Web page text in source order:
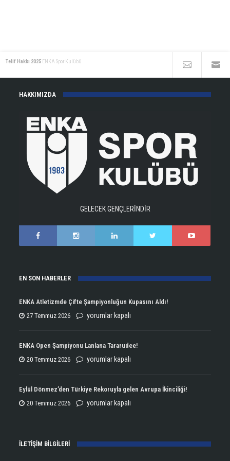
Telif Hakkı 2025 ENKA Spor Kulübü
HAKKIMIZDA
GELECEK GENÇLERİNDİR
EN SON HABERLER
ENKA Atletizmde Çifte Şampiyonluğun Kupasını Aldı!
27 Temmuz 2026
ENKA
Çifte
Şampiyonluğun
yorumlar kapalı
ENKA Open Şampiyonu Lanlana Tararudee!
20 Temmuz 2026
ENKA
Şampiyonu
Lanlana
yorumlar kapalı
Eylül Dönmez’den Türkiye Rekoruyla gelen Avrupa İkinciliği!
20 Temmuz 2026
Eylül
Rekoruyla
yorumlar kapalı
İLETİŞİM BİLGİLERİ